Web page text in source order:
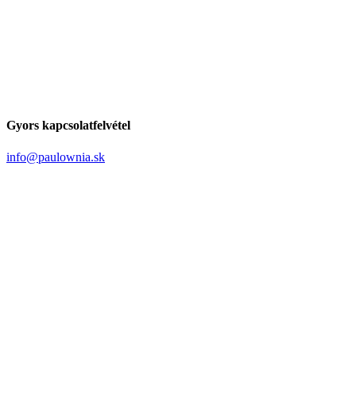
Gyors kapcsolatfelvétel
info@paulownia.sk